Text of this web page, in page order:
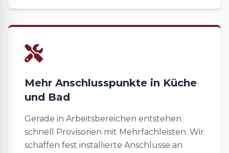
Mehr Anschlusspunkte in Küche
und Bad
Gerade in Arbeitsbereichen entstehen
schnell Provisorien mit Mehrfachleisten. Wir
schaffen fest installierte Anschlüsse an